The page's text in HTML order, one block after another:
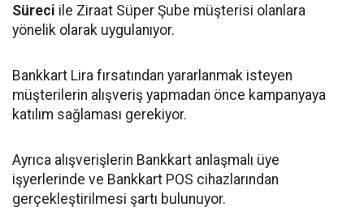
Süreci ile Ziraat Süper Şube müşterisi olanlara
yönelik olarak uygulanıyor.
Bankkart Lira fırsatından yararlanmak isteyen
müşterilerin alışveriş yapmadan önce kampanyaya
katılım sağlaması gerekiyor.
Ayrıca alışverişlerin Bankkart anlaşmalı üye
işyerlerinde ve Bankkart POS cihazlarından
gerçekleştirilmesi şartı bulunuyor.